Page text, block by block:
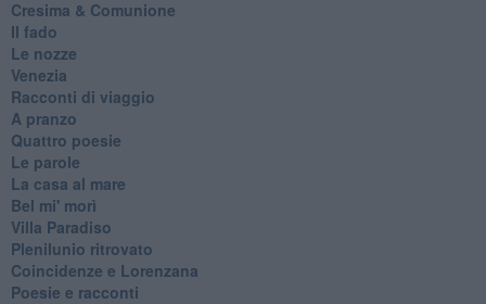
Cresima & Comunione
Il fado
Le nozze
Venezia
Racconti di viaggio
A pranzo
Quattro poesie
Le parole
La casa al mare
Bel mi' morì
Villa Paradiso
Plenilunio ritrovato
Coincidenze e Lorenzana
Poesie e racconti